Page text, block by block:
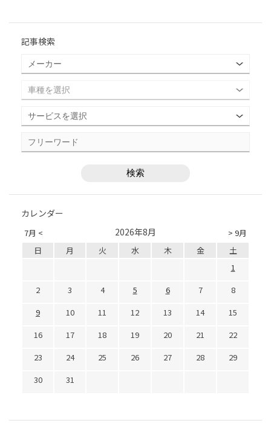
記事検索
カレンダー
7月 < > 9月
2026年8月
日 月 火 水 木 金
土
1
2
3 4 5 6 7
8
9
10 11 12 13 14
15
16
17 18 19 20 21
22
23
24 25 26 27 28
29
30
31